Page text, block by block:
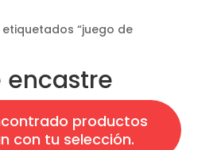
“juego de
encastre
productos
con tu selección.